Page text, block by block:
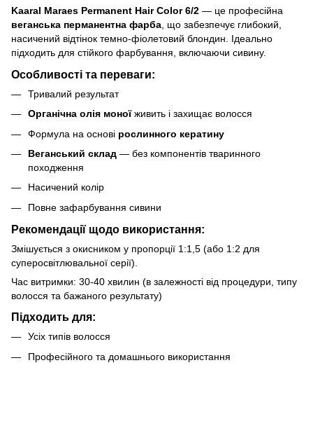
Kaaral Maraes Permanent Hair Color 6/2 — це професійна
веганська перманентна фарба , що забезпечує глибокий,
насичений відтінок темно-фіолетовий блондин. Ідеально
підходить для стійкого фарбування, включаючи сивину.
Особливості та переваги:
Тривалий результат
Органічна олія моноїживить і захищає волосся
Формула на основі рослинного кератину
Веганський склад — без компонентів тваринного
походження
Насичений колір
Повне зафарбування сивини
Рекомендації щодо використання:
Змішується з окисником у пропорції 1:1,5 (або 1:2 для
суперосвітлювальної серії).
Час витримки: 30-40 хвилин (в залежності від процедури, типу
волосся та бажаного результату)
Підходить для:
Усіх типів волосся
Професійного та домашнього використання